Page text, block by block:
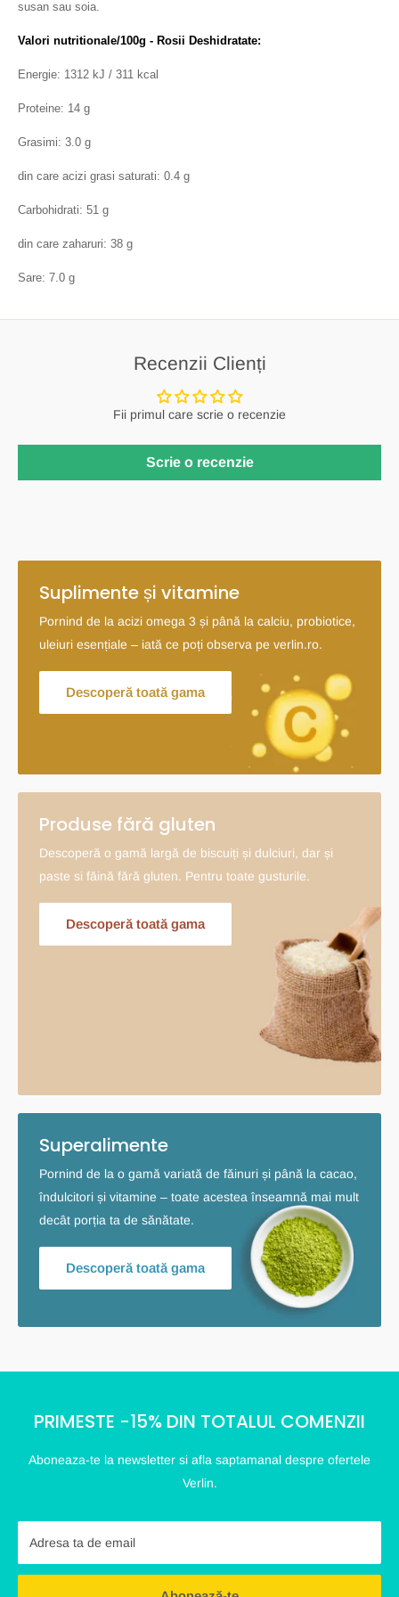
susan sau soia.
Valori nutritionale/100g - Rosii Deshidratate:
Energie: 1312 kJ / 311 kcal
Proteine: 14 g
Grasimi: 3.0 g
din care acizi grasi saturati: 0.4 g
Carbohidrati: 51 g
din care zaharuri: 38 g
Sare: 7.0 g
Recenzii Clienți
Fii primul care scrie o recenzie
Scrie o recenzie
Suplimente și vitamine
Pornind de la acizi omega 3 și până la calciu, probiotice,
uleiuri esențiale – iată ce poți observa pe verlin.ro.
Descoperă toată gama
Produse fără gluten
Descoperă o gamă largă de biscuiți și dulciuri, dar și
paste si făină fără gluten. Pentru toate gusturile.
Descoperă toată gama
Superalimente
Pornind de la o gamă variată de făinuri și până la cacao,
îndulcitori și vitamine – toate acestea înseamnă mai mult
decât porția ta de sănătate.
Descoperă toată gama
PRIMESTE -15% DIN TOTALUL COMENZII
Aboneaza-te la newsletter si afla saptamanal despre ofertele
Verlin.
Adresa ta de email